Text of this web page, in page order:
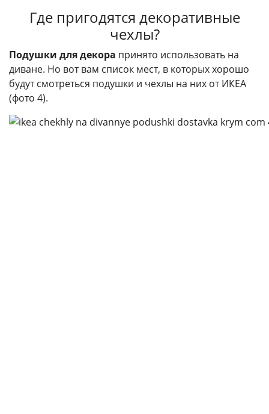
Где пригодятся декоративные
чехлы?
Подушки для декора принято использовать на
диване. Но вот вам список мест, в которых хорошо
будут смотреться подушки и чехлы на них от ИКЕА
(фото 4).